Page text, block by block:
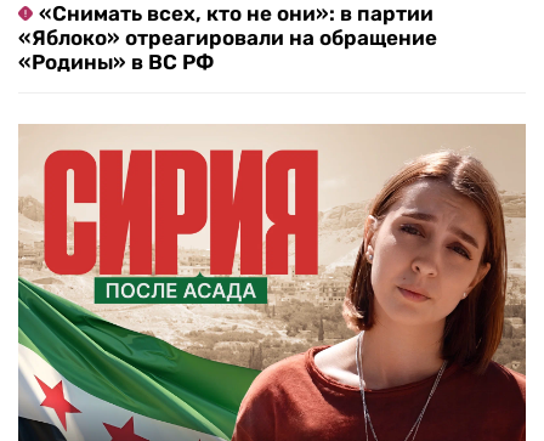
«Снимать всех, кто не они»: в партии
«Яблоко» отреагировали на обращение
«Родины» в ВС РФ